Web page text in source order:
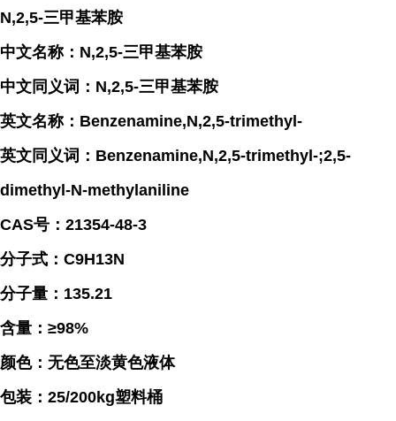
N,2,5-三甲基苯胺
中文名称：N,2,5-三甲基苯胺
中文同义词：N,2,5-三甲基苯胺
英文名称：Benzenamine,N,2,5-trimethyl-
英文同义词：Benzenamine,N,2,5-trimethyl-;2,5-
dimethyl-N-methylaniline
CAS号：21354-48-3
分子式：C9H13N
分子量：135.21
含量：≥98%
颜色：无色至淡黄色液体
包装：25/200kg塑料桶